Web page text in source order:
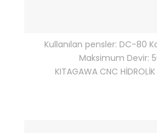
Kullanılan pensler: DC-80
Maksimum Devir:
KITAGAWA CNC